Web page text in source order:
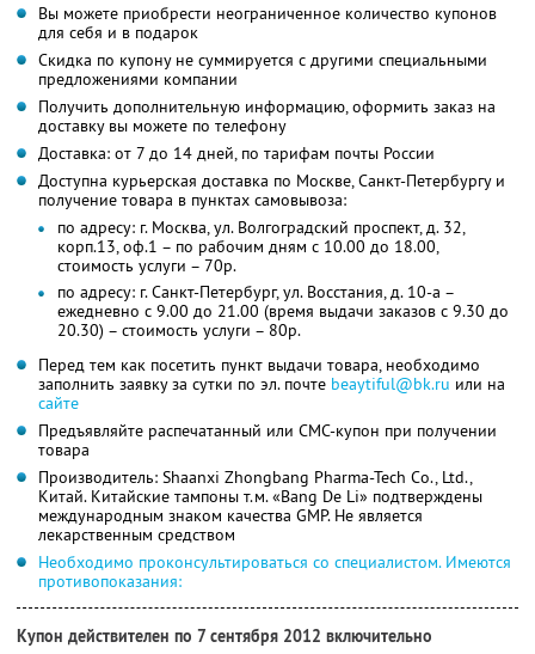
Вы можете приобрести неограниченное количество купонов
для себя и в подарок
Скидка по купону не суммируется с другими специальными
предложениями компании
Получить дополнительную информацию, оформить заказ на
доставку вы можете по телефону
Доставка: от 7 до 14 дней, по тарифам почты России
Доступна курьерская доставка по Москве, Санкт-Петербургу и
получение товара в пунктах самовывоза:
по адресу: г. Москва, ул. Волгоградский проспект, д. 32,
корп.13, оф.1 – по рабочим дням с 10.00 до 18.00,
стоимость услуги – 70р.
по адресу: г. Санкт-Петербург, ул. Восстания, д. 10-а –
ежедневно с 9.00 до 21.00 (время выдачи заказов с 9.30 до
20.30) – стоимость услуги – 80р.
Перед тем как посетить пункт выдачи товара, необходимо
заполнить заявку за сутки по эл. почте beaytiful@bk.ru или на
сайте
Предъявляйте распечатанный или СМС-купон при получении
товара
Производитель: Shaanxi Zhongbang Pharma-Tech Co., Ltd.,
Китай. Китайские тампоны т.м. «Bang De Li» подтверждены
международным знаком качества GMP. Не является
лекарственным средством
Необходимо проконсультироваться со специалистом. Имеются
противопоказания:
Купон действителен по 7 сентября 2012 включительно